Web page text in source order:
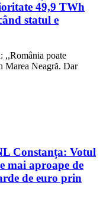
49,9 TWh
statul e
,,România poate
Marea Neagră. Dar
Constanța: Votul
mai aproape de
de euro prin